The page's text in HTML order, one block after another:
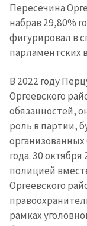
Пересечина
набрав 29,80%
фигурировал в
парламентских
В 2022 году
Оргеевского
обязанностей,
роль в партии,
года. 30
полицией
Оргеевского
рамках